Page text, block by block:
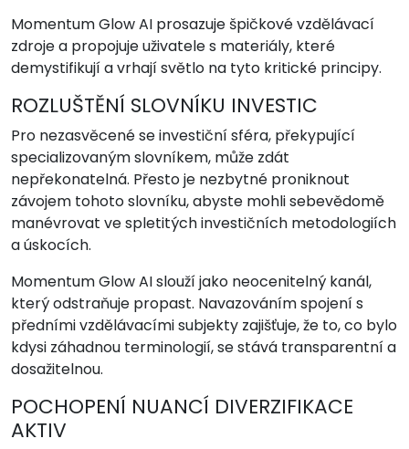
Momentum Glow AI prosazuje špičkové vzdělávací
zdroje a propojuje uživatele s materiály, které
demystifikují a vrhají světlo na tyto kritické principy.
ROZLUŠTĚNÍ SLOVNÍKU INVESTIC
Pro nezasvěcené se investiční sféra, překypující
specializovaným slovníkem, může zdát
nepřekonatelná. Přesto je nezbytné proniknout
závojem tohoto slovníku, abyste mohli sebevědomě
manévrovat ve spletitých investičních metodologiích
a úskocích.
Momentum Glow AI slouží jako neocenitelný kanál,
který odstraňuje propast. Navazováním spojení s
předními vzdělávacími subjekty zajišťuje, že to, co bylo
kdysi záhadnou terminologií, se stává transparentní a
dosažitelnou.
POCHOPENÍ NUANCÍ DIVERZIFIKACE
AKTIV